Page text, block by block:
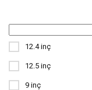
12.4 inç
12.5 inç
9 inç